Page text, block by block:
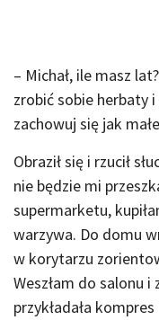
– Michał, ile masz
zrobić sobie herbaty
zachowuj się jak
Obraził się i rzucił
nie będzie mi
supermarketu,
warzywa. Do domu
w korytarzu
Weszłam do salonu
przykładała